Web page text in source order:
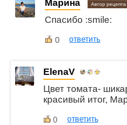
Марина Автор рецепта
Спасибо :smile:
0 ответить
ElenaV
Цвет томата-
красивый итог,
0 ответить